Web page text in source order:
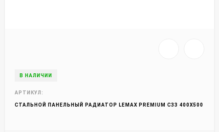
В НАЛИЧИИ
АРТИКУЛ:
СТАЛЬНОЙ ПАНЕЛЬНЫЙ РАДИАТОР LEMAX PREMIUM C33 400Х500